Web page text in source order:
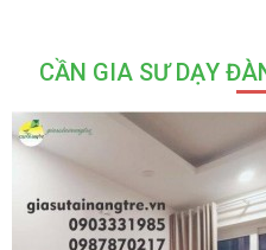
CẦN GIA SƯ DẠY